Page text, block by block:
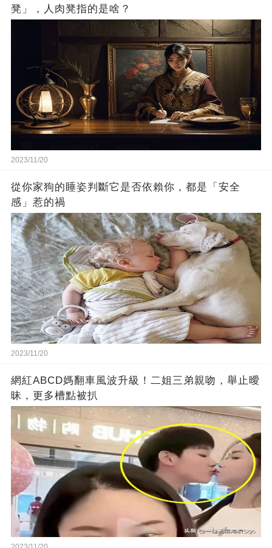
凳」，人肉凳指的是啥？
2023/11/20
從你家狗的睡姿判斷它是否依賴你，都是「安全
感」惹的禍
2023/11/20
網紅ABCD媽翻車風波升級！二姐三弟親吻，舉止曖
昧，更多槽點被扒